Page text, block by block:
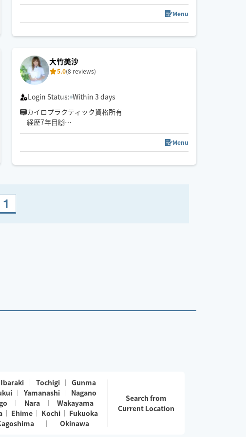
小柄ですがパワー全開なのと手が温かくお客様にお
褒めいただくことが多いので是非一度受けてみてほ
しいです🌱
※ご新規様は90分以上でのご予約でお願いいたしま
Menu
大竹美沙
5.0(8 reviews)
Login Status: Within 3 days
カイロプラクティック資格所有
経歴7年目🙌
現在も活動中♪
Menu
1
Ibaraki Tochigi
Gunma
Yamanashi
Nagano
Nara
Wakayama
Ehime Kochi
Fukuoka
Okinawa
Search from
Current Location